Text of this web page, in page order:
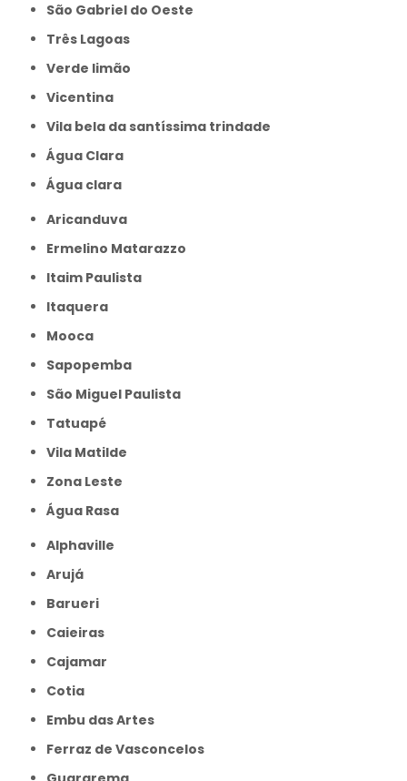
São Gabriel do Oeste
Três Lagoas
Verde limão
Vicentina
Vila bela da santíssima trindade
Água Clara
Água clara
Aricanduva
Ermelino Matarazzo
Itaim Paulista
Itaquera
Mooca
Sapopemba
São Miguel Paulista
Tatuapé
Vila Matilde
Zona Leste
Água Rasa
Alphaville
Arujá
Barueri
Caieiras
Cajamar
Cotia
Embu das Artes
Ferraz de Vasconcelos